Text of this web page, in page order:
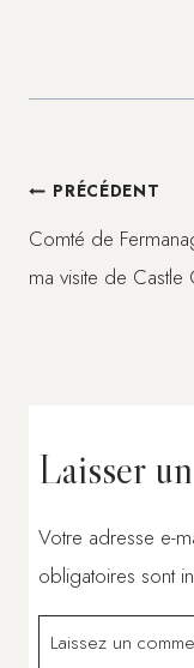
de
PRÉCÉDENT
Comté de
ma visite de Castle
Laisser
Votre adresse e-
obligatoires sont